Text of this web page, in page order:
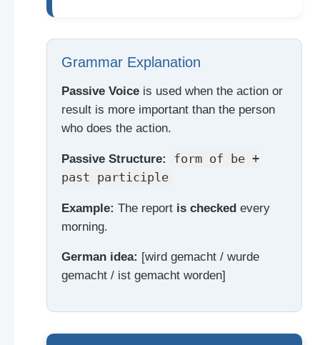
Grammar Explanation
Passive Voiceis used when the action or
result is more important than the person
who does the action.
Passive Structure:
form of be +
past participle
Example: The report is checkedevery
morning.
German idea: [wird gemacht / wurde
gemacht / ist gemacht worden]